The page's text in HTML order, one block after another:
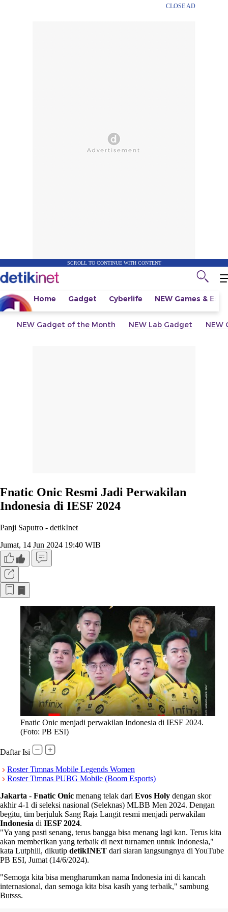
CLOSE AD
SCROLL TO CONTINUE WITH CONTENT
Home Gadget Cyberlife NEW Games &
NEW Gadget of the Month NEW Lab Gadget NEW
Fnatic Onic Resmi Jadi Perwakilan
Indonesia di IESF 2024
Panji Saputro - detikInet
Jumat, 14 Jun 2024 19:40 WIB
Fnatic Onic menjadi perwakilan Indonesia di IESF 2024.
(Foto: PB ESI)
Daftar Isi
Roster Timnas Mobile Legends Women
Roster Timnas PUBG Mobile (Boom Esports)
Jakarta - Fnatic Onic menang telak dari Evos Holy dengan skor
akhir 4-1 di seleksi nasional (Seleknas) MLBB Men 2024. Dengan
begitu, tim berjuluk Sang Raja Langit resmi menjadi perwakilan
Indonesia di IESF 2024.
"Ya yang pasti senang, terus bangga bisa menang lagi kan. Terus kita
akan memberikan yang terbaik di next turnamen untuk Indonesia,"
kata Lutphiii, dikutip detikINET dari siaran langsungnya di YouTube
PB ESI, Jumat (14/6/2024).
"Semoga kita bisa mengharumkan nama Indonesia ini di kancah
internasional, dan semoga kita bisa kasih yang terbaik," sambung
Butsss.